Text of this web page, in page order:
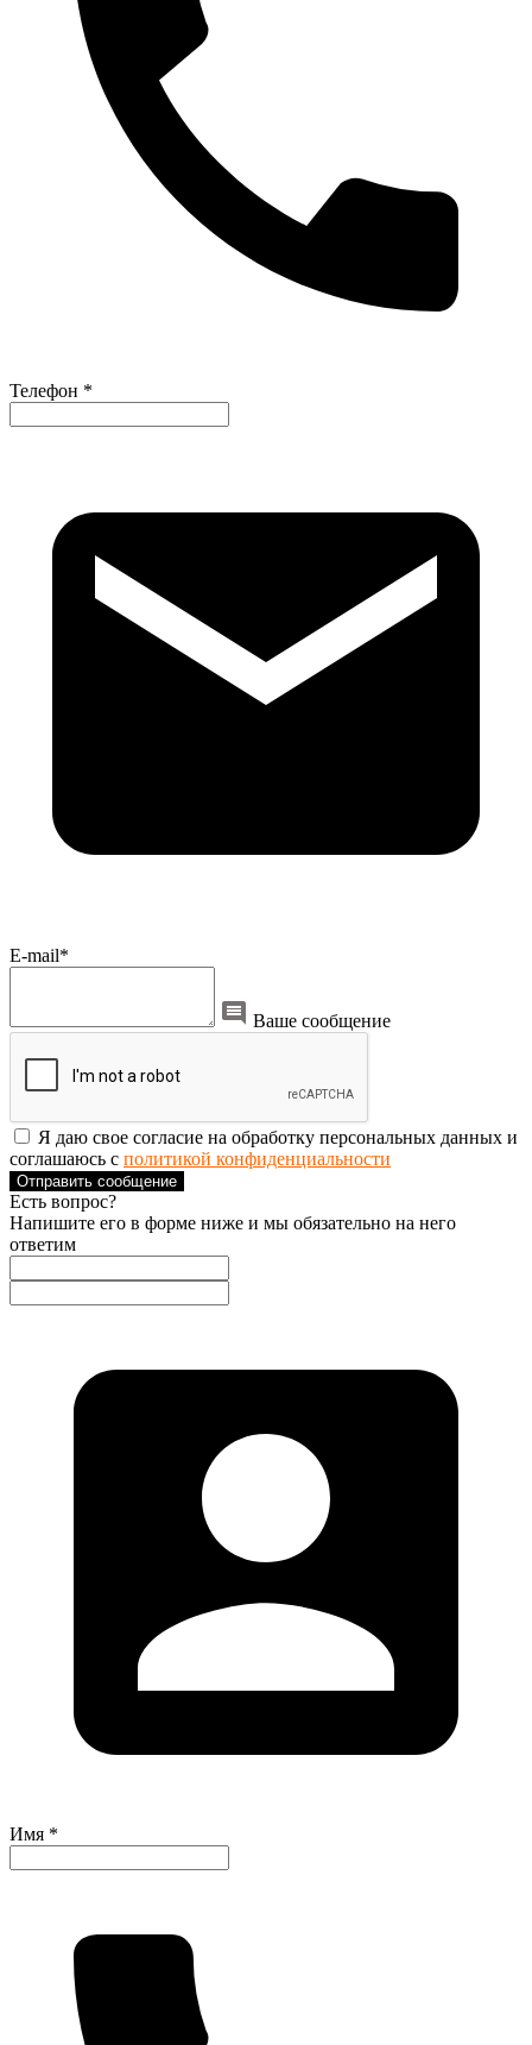
Телефон *
E-mail*
Ваше сообщение
Я даю свое согласие на обработку персональных данных и
соглашаюсь с политикой конфиденциальности
Отправить сообщение
Есть вопрос?
Напишите его в форме ниже и мы обязательно на него
ответим
Имя *